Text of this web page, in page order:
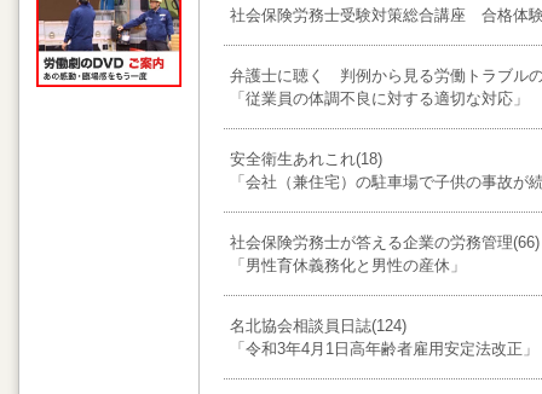
社会保険労務士受験対策総合講座 合格体
弁護士に聴く 判例から見る労働トラブル
「従業員の体調不良に対する適切な対応」
安全衛生あれこれ(18)
「会社（兼住宅）の駐車場で子供の事故が
社会保険労務士が答える企業の労務管理(66)
「男性育休義務化と男性の産休」
名北協会相談員日誌(124)
「令和3年4月1日高年齢者雇用安定法改正」